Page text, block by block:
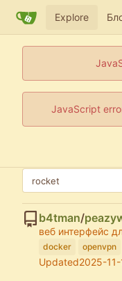
Explore
JavaScript
b4tman/
веб интерфейс
docker openvpn
Updated2025-